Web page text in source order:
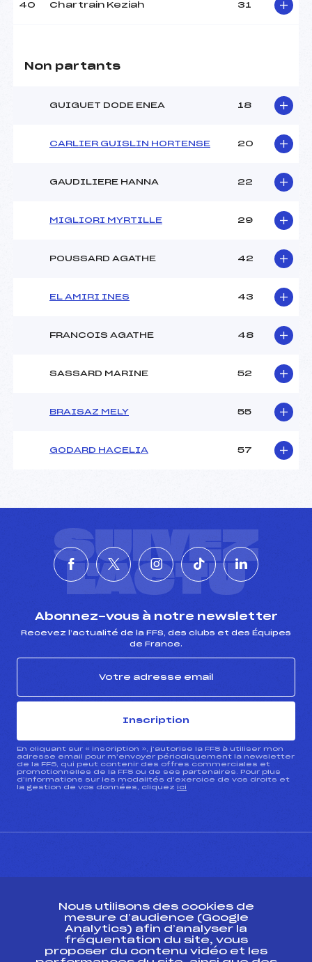
40 Chartrain Keziah 31
Non partants
GUIGUET DODE ENEA 18
CARLIER GUISLIN HORTENSE 20
GAUDILIERE HANNA 22
MIGLIORI MYRTILLE 29
POUSSARD AGATHE 42
EL AMIRI INES 43
FRANCOIS AGATHE 48
SASSARD MARINE 52
BRAISAZ MELY 55
GODARD HACELIA 57
SUIVEZ
L'ACTU
Abonnez-vous à notre newsletter
Recevez l’actualité de la FFS, des clubs et des Équipes
de France.
Inscription
En cliquant sur « inscription », j’autorise la FFS à utiliser mon
adresse email pour m’envoyer périodiquement la newsletter
de la FFS, qui peut contenir des offres commerciales et
promotionnelles de la FFS ou de ses partenaires. Pour plus
d’informations sur les modalités d’exercice de vos droits et
la gestion de vos données, cliquez ici
Ressources
Nous utilisons des cookies de
mesure d’audience (Google
Analytics) afin d’analyser la
fréquentation du site, vous
proposer du contenu vidéo et les